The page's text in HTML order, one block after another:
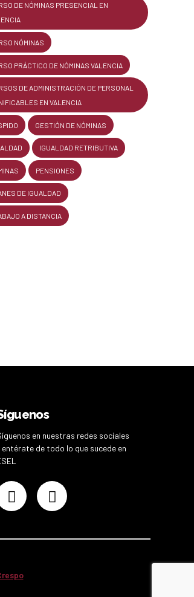
DE NÓMINAS PRESENCIAL EN
NÓMINAS
PRÁCTICO DE NÓMINAS VALENCIA
DE ADMINISTRACIÓN DE PERSONAL
EN VALENCIA
GESTIÓN DE NÓMINAS
IGUALDAD RETRIBUTIVA
PENSIONES
DE IGUALDAD
A DISTANCIA
en nuestras redes sociales
entérate de todo lo que sucede en